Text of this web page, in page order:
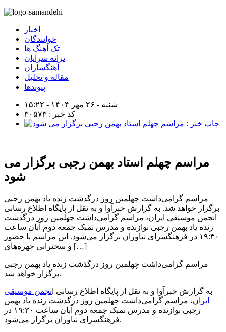
اخبار
خوانندگان
تک آهنگ ها
ترانه سرایان
آهنگسازان
مقاله و تحلیل
پیوندها
شنبه - ۲۶ مهر ۱۴۰۴ - ۱۵:۲۲
کد خبر : ۳۰۵۷۳
مراسم چهلم استاد بهمن رجبی برگزار می
شود
مراسم گرامی‌داشت چهلمین روز درگذشت زنده یاد بهمن رجبی
برگزار خواهد شد. به گزارش خبرآوا و به نقل از پایگاه اطلاع رسانی
انجمن موسیقی ایران، مراسم گرامی‌داشت چهلمین روز درگذشت
زنده یاد بهمن رجبی نوازنده و مدرس تمبک جمعه دوم آبان ساعت
۱۹:۳۰ در فرهنگسرای نیاوران برگزار می‌شود. این مراسم با حضور
و سخنرانی چهره‌های […]
مراسم گرامی‌داشت چهلمین روز درگذشت زنده یاد بهمن رجبی
برگزار خواهد شد.
به گزارش خبرآوا و به نقل از پایگاه اطلاع رسانی ا نجمن موسیقی
ایرا ن، مراسم گرامی‌داشت چهلمین روز درگذشت زنده یاد بهمن
رجبی نوازنده و مدرس تمبک جمعه دوم آبان ساعت ۱۹:۳۰ در
فرهنگسرای نیاوران برگزار می‌شود.